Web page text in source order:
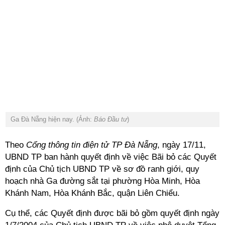
Ga Đà Nẵng hiện nay. (Ảnh: Báo Đầu tư)
Theo Cổng thông tin điện tử TP Đà Nẵng, ngày 17/11,
UBND TP ban hành quyết định về việc Bãi bỏ các Quyết
định của Chủ tịch UBND TP về sơ đồ ranh giới, quy
hoạch nhà Ga đường sắt tại phường Hòa Minh, Hòa
Khánh Nam, Hòa Khánh Bắc, quận Liên Chiểu.
Cụ thể, các Quyết định được bãi bỏ gồm quyết định ngày